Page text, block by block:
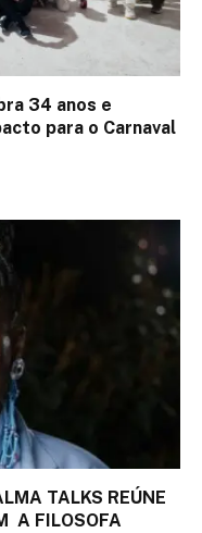
34 anos e
para o Carnaval
TALKS REÚNE
A FILOSOFA